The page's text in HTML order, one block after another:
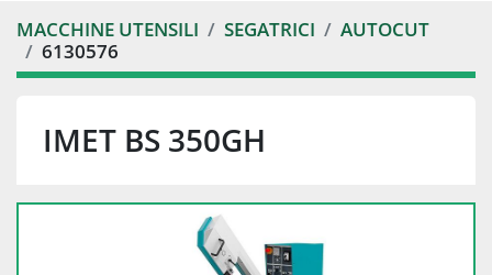
MACCHINE UTENSILI SEGATRICI
AUTOCUT
6130576
IMET BS 350GH